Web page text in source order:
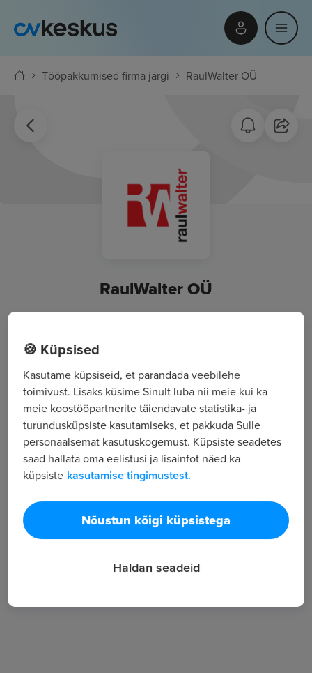
Tööpakkumised firma järgi RaulWalter OÜ
RaulWalter OÜ
Rüütli 11, Tallinn, Harjumaa
Info- ja telekommunikatsioonitehnoloogia
Kõik tööpakkumised
Tööpakkuja tutvustus
12
🍪 Küpsised
Kasutame küpsiseid, et parandada veebilehe
toimivust. Lisaks küsime Sinult luba nii meie kui ka
meie koostööpartnerite täiendavate statistika- ja
turundusküpsiste kasutamiseks, et pakkuda Sulle
personaalsemat kasutuskogemust. Küpsiste seadetes
saad hallata oma eelistusi ja lisainfot näed ka
küpsiste kasutamise tingimustest.
Nõustun kõigi küpsistega
Haldan seadeid